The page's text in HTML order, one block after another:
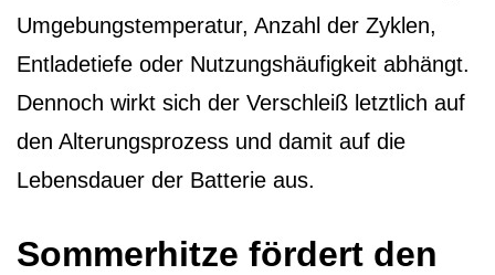
Umgebungstemperatur, Anzahl der Zyklen,
Entladetiefe oder Nutzungshäufigkeit abhängt.
Dennoch wirkt sich der Verschleiß letztlich auf
den Alterungsprozess und damit auf die
Lebensdauer der Batterie aus.
Sommerhitze fördert den